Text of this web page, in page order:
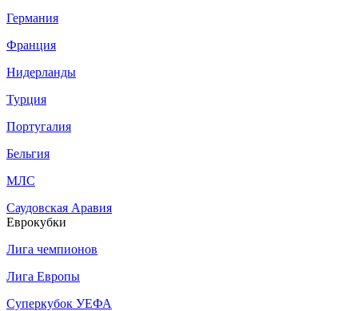
Германия
Франция
Нидерланды
Турция
Португалия
Бельгия
МЛС
Саудовская Аравия
Еврокубки
Лига чемпионов
Лига Европы
Суперкубок УЕФА